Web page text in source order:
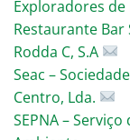
Exploradores de
Restaurante Bar
Rodda C, S.A
Seac –
Centro, Lda.
SEPNA –